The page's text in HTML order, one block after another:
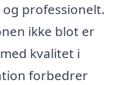
professionelt.
ikke blot er
kvalitet i
forbedrer